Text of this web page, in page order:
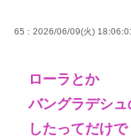
65 : 2026/06/09(火)
ローラとか
バングラデシ
したってだけで